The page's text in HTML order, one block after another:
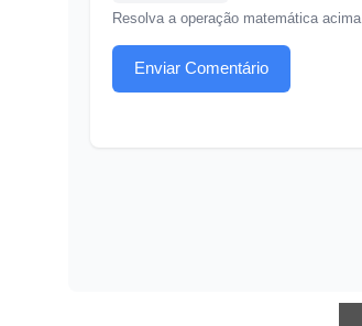
Resolva a operação matemática acima
Enviar Comentário